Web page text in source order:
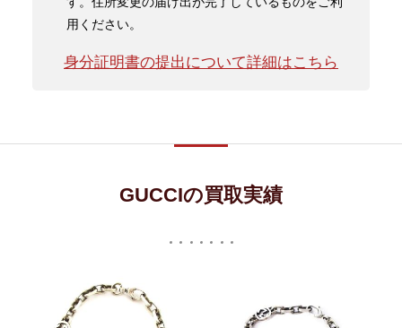
用ください。
身分証明書の提出について詳細はこちら
GUCCIの買取実績